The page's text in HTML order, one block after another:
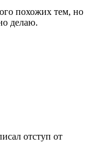
похожих тем, но
делаю.
отступ от